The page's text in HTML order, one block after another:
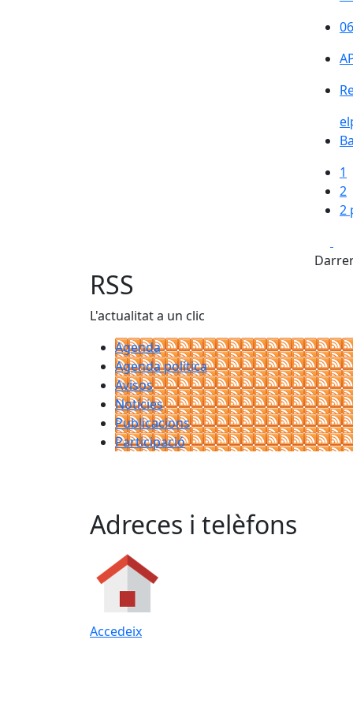
1
2
2
RSS
L'actualitat a un clic
Agenda
Agenda política
Avisos
Notícies
Publicacions
Participació
Adreces i telèfons
Accedeix